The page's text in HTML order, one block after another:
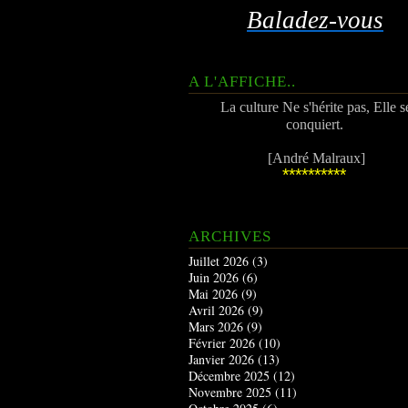
Baladez-vous
A L'AFFICHE..
La culture Ne s'hérite pas, Elle
conquiert.
[André Malraux]
**********
ARCHIVES
Juillet 2026 (3)
Juin 2026 (6)
Mai 2026 (9)
Avril 2026 (9)
Mars 2026 (9)
Février 2026 (10)
Janvier 2026 (13)
Décembre 2025 (12)
Novembre 2025 (11)